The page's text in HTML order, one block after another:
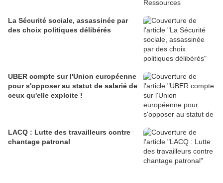
La Sécurité sociale, assassinée par
des choix politiques délibérés
UBER compte sur l'Union européenne
pour s'opposer au statut de salarié de
ceux qu'elle exploite !
LACQ : Lutte des travailleurs contre
chantage patronal